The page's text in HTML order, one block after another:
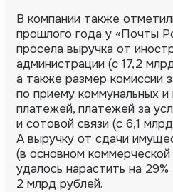
В компании также
прошлого года у «Почты
просела выручка от
администрации (с 17,2
а также размер комиссии
по приему коммунальных и
платежей, платежей за
и сотовой связи (с 6,1
А выручку от сдачи
(в основном
удалось нарастить на
2 млрд рублей.